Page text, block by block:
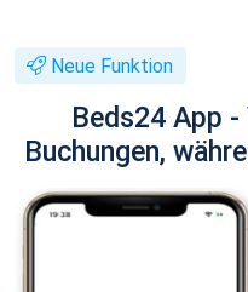
Neue Funktion
Beds24 App
Buchungen,